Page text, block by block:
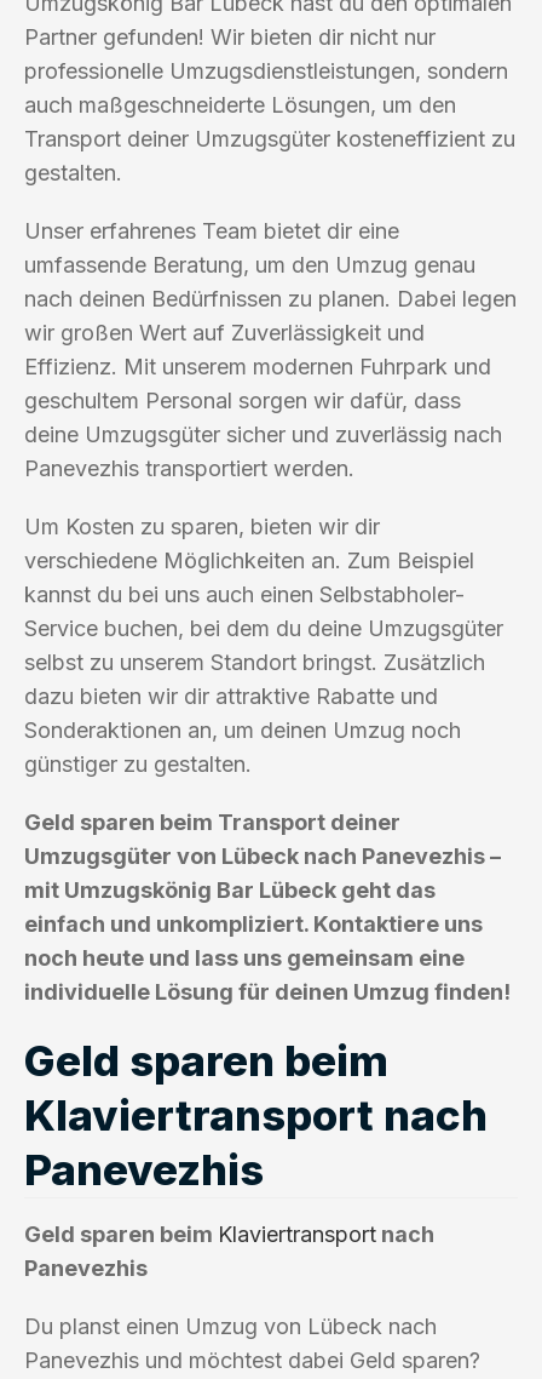
Partner gefunden! Wir bieten dir nicht nur
professionelle Umzugsdienstleistungen, sondern
auch maßgeschneiderte Lösungen, um den
Transport deiner Umzugsgüter kosteneffizient zu
gestalten.
Unser erfahrenes Team bietet dir eine
umfassende Beratung, um den Umzug genau
nach deinen Bedürfnissen zu planen. Dabei legen
wir großen Wert auf Zuverlässigkeit und
Effizienz. Mit unserem modernen Fuhrpark und
geschultem Personal sorgen wir dafür, dass
deine Umzugsgüter sicher und zuverlässig nach
Panevezhis transportiert werden.
Um Kosten zu sparen, bieten wir dir
verschiedene Möglichkeiten an. Zum Beispiel
kannst du bei uns auch einen Selbstabholer-
Service buchen, bei dem du deine Umzugsgüter
selbst zu unserem Standort bringst. Zusätzlich
dazu bieten wir dir attraktive Rabatte und
Sonderaktionen an, um deinen Umzug noch
günstiger zu gestalten.
Geld sparen beim Transport deiner
Umzugsgüter von Lübeck nach Panevezhis –
mit Umzugskönig Bar Lübeck geht das
einfach und unkompliziert. Kontaktiere uns
noch heute und lass uns gemeinsam eine
individuelle Lösung für deinen Umzug finden!
Geld sparen beim
Klaviertransport nach
Panevezhis
Geld sparen beim Klaviertransport nach
Panevezhis
Du planst einen Umzug von Lübeck nach
Panevezhis und möchtest dabei Geld sparen?